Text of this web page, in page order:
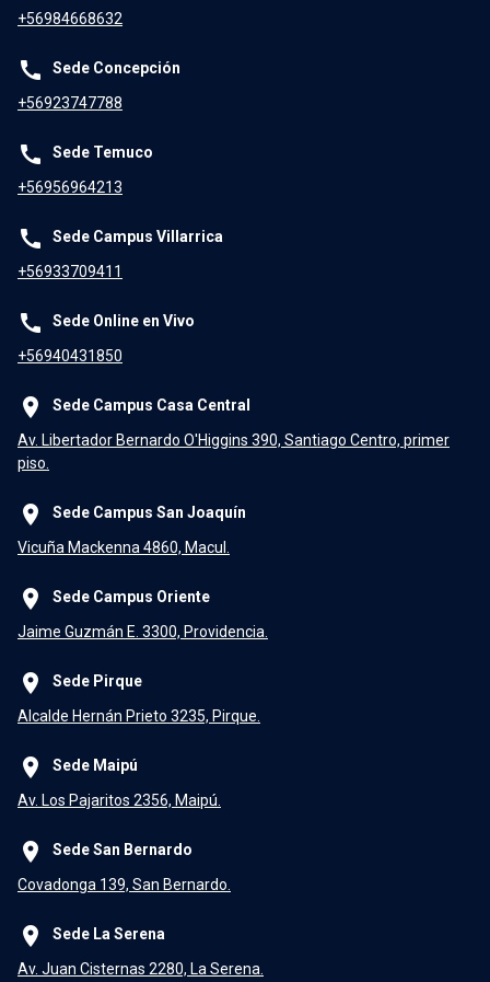
+56984668632
call
Sede Concepción
+56923747788
call
Sede Temuco
+56956964213
call
Sede Campus Villarrica
+56933709411
call
Sede Online en Vivo
+56940431850
place
Sede Campus Casa Central
Av. Libertador Bernardo O'Higgins 390, Santiago Centro, primer
piso.
place
Sede Campus San Joaquín
Vicuña Mackenna 4860, Macul.
place
Sede Campus Oriente
Jaime Guzmán E. 3300, Providencia.
place
Sede Pirque
Alcalde Hernán Prieto 3235, Pirque.
place
Sede Maipú
Av. Los Pajaritos 2356, Maipú.
place
Sede San Bernardo
Covadonga 139, San Bernardo.
place
Sede La Serena
Av. Juan Cisternas 2280, La Serena.